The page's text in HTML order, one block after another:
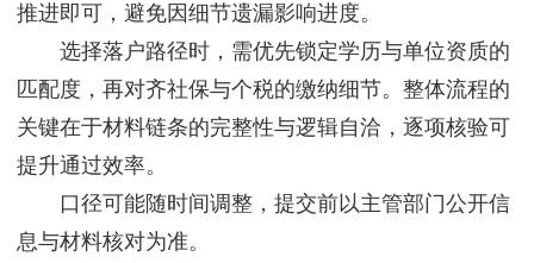
推进即可，避免因细节遗漏影响进度。
选择落户路径时，需优先锁定学历与单位资质的
匹配度，再对齐社保与个税的缴纳细节。整体流程的
关键在于材料链条的完整性与逻辑自洽，逐项核验可
提升通过效率。
口径可能随时间调整，提交前以主管部门公开信
息与材料核对为准。